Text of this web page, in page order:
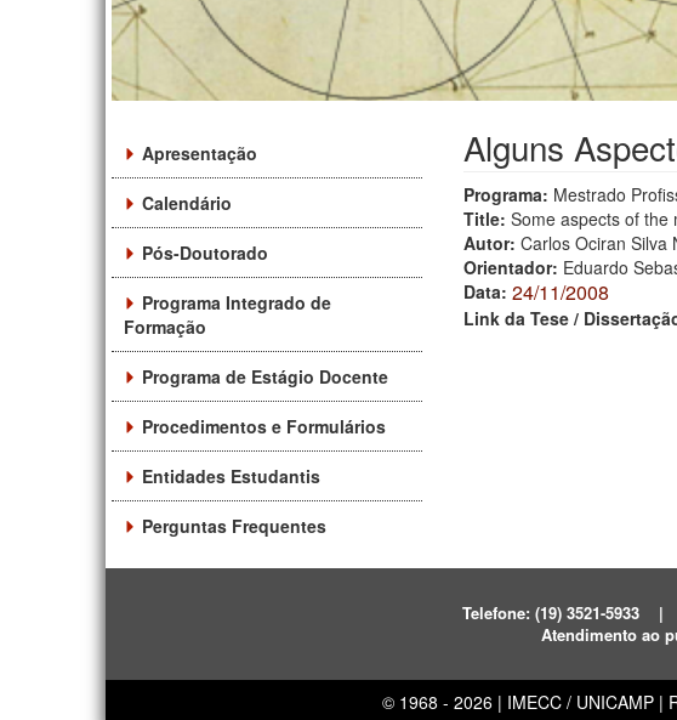
Apresentação
Calendário
Pós-Doutorado
Programa Integrado de
Formação
Programa de Estágio Docente
Procedimentos e Formulários
Entidades Estudantis
Perguntas Frequentes
Alguns
Programa: Mestrado
Title: Some aspects of the
Autor: Carlos Ociran Silva
Orientador: Eduardo
Data: 24/11/2008
Link da Tese /
Telefone: (19) 3521-5933 |
Atendimento ao
© 1968 - 2026 | IMECC / UNICAMP |